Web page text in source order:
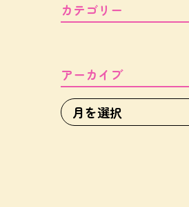
カテゴリー
アーカイブ